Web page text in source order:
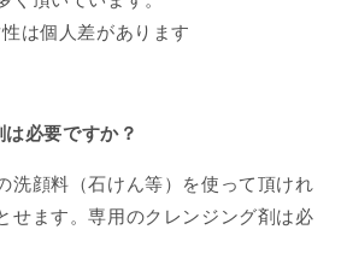
は個人差があります
必要ですか？
洗顔料（石けん等）を使って頂けれ
せます。専用のクレンジング剤は必